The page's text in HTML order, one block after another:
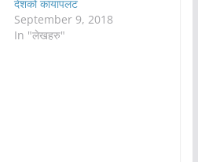
देशको कायापलट
September 9, 2018
In "लेखहरु"